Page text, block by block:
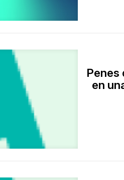
Penes
en